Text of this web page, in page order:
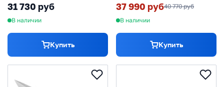
31 730 руб
В наличии
Купить
37 990 руб40 770 руб
В наличии
Купить